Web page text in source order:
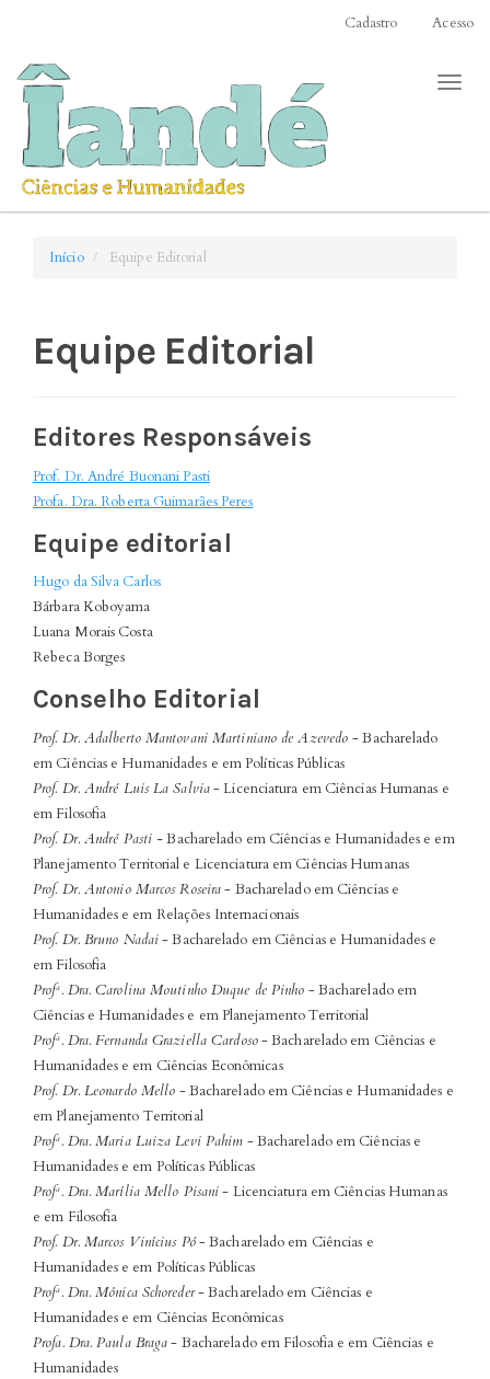
conteúdo
página
Navegação
Principal
principal
Cadastro Acesso
Início Equipe Editorial
Equipe Editorial
Editores Responsáveis
Prof. Dr. André Buonani Pasti
Profa. Dra. Roberta Guimarães Peres
Equipe editorial
Hugo da Silva Carlos
Bárbara Koboyama
Luana Morais Costa
Rebeca Borges
Conselho Editorial
Prof. Dr. Adalberto Mantovani Martiniano de Azevedo- Bacharelado
em Ciências e Humanidades e em Políticas Públicas
Prof. Dr. André Luis La Salvia- Licenciatura em Ciências Humanas e
em Filosofia
Prof. Dr. André Pasti -Bacharelado em Ciências e Humanidades e em
Planejamento Territorial e Licenciatura em Ciências Humanas
Prof. Dr. Antonio Marcos Roseira- Bacharelado em Ciências e
Humanidades e em Relações Internacionais
Prof. Dr. Bruno Nadai- Bacharelado em Ciências e Humanidades e
em Filosofia
Profª. Dra. Carolina Moutinho Duque de Pinho - Bacharelado em
Ciências e Humanidades e em Planejamento Territorial
Profª. Dra. Fernanda Graziella Cardoso- Bacharelado em Ciências e
Humanidades e em Ciências Econômicas
Prof. Dr. Leonardo Mello - Bacharelado em Ciências e Humanidades e
em Planejamento Territorial
Profª. Dra. Maria Luiza Levi Pahim - Bacharelado em Ciências e
Humanidades e em Políticas Públicas
Profª. Dra. Marília Mello Pisani- Licenciatura em Ciências Humanas
e em Filosofia
Prof. Dr. Marcos Vinícius Pó- Bacharelado em Ciências e
Humanidades e em Políticas Públicas
Profª. Dra. Mônica Schoreder- Bacharelado em Ciências e
Humanidades e em Ciências Econômicas
Profa. Dra. Paula Braga- Bacharelado em Filosofia e em Ciências e
Humanidades